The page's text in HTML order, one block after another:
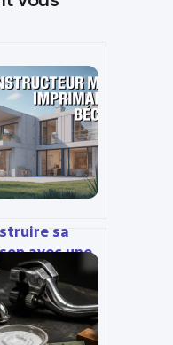
sa
avec une
3d :
faut
avant de
un